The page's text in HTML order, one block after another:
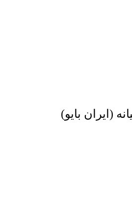
(ایران بایو)